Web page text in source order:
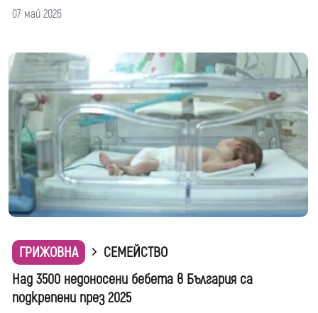
07 май 2026
ГРИЖОВНА
СЕМЕЙСТВО
Над 3500 недоносени бебета в България са
подкрепени през 2025